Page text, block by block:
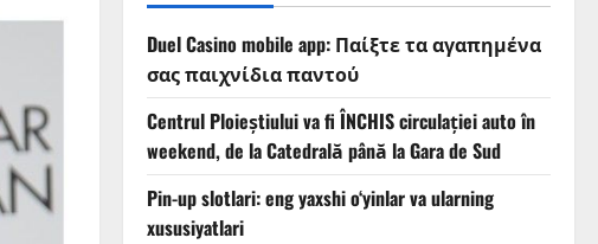
Duel Casino mobile app: Παίξτε τα αγαπημένα
σας παιχνίδια παντού
Centrul Ploieștiului va fi ÎNCHIS circulației auto în
weekend, de la Catedrală până la Gara de Sud
Pin-up slotlari: eng yaxshi o‘yinlar va ularning
xususiyatlari